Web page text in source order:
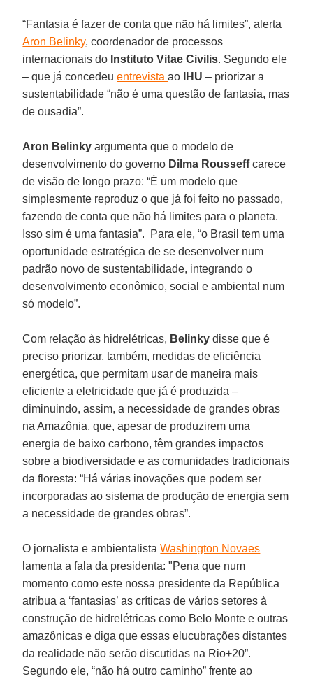
“Fantasia é fazer de conta que não há limites”, alerta
Aron Belinky, coordenador de processos
internacionais do Instituto Vitae Civilis. Segundo ele
– que já concedeuentrevistaao IHU– priorizar a
sustentabilidade “não é uma questão de fantasia, mas
de ousadia”.
Aron Belinky argumenta que o modelo de
desenvolvimento do governo Dilma Rousseffcarece
de visão de longo prazo: “É um modelo que
simplesmente reproduz o que já foi feito no passado,
fazendo de conta que não há limites para o planeta.
Isso sim é uma fantasia”. Para ele, “o Brasil tem uma
oportunidade estratégica de se desenvolver num
padrão novo de sustentabilidade, integrando o
desenvolvimento econômico, social e ambiental num
só modelo”.
Com relação às hidrelétricas, Belinkydisse que é
preciso priorizar, também, medidas de eficiência
energética, que permitam usar de maneira mais
eficiente a eletricidade que já é produzida –
diminuindo, assim, a necessidade de grandes obras
na Amazônia, que, apesar de produzirem uma
energia de baixo carbono, têm grandes impactos
sobre a biodiversidade e as comunidades tradicionais
da floresta: “Há várias inovações que podem ser
incorporadas ao sistema de produção de energia sem
a necessidade de grandes obras”.
O jornalista e ambientalistaWashington Novaes
lamenta a fala da presidenta: "Pena que num
momento como este nossa presidente da República
atribua a ‘fantasias’ as críticas de vários setores à
construção de hidrelétricas como Belo Monte e outras
amazônicas e diga que essas elucubrações distantes
da realidade não serão discutidas na Rio+20”.
Segundo ele, “não há outro caminho” frente ao